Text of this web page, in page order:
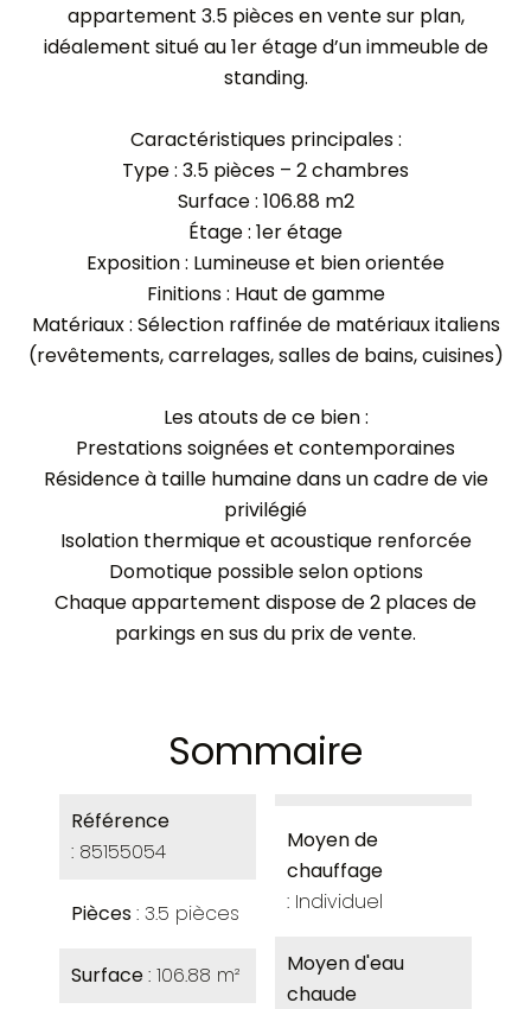
appartement 3.5 pièces en vente sur plan,
idéalement situé au 1er étage d’un immeuble de
standing.
Caractéristiques principales :
Type : 3.5 pièces – 2 chambres
Surface : 106.88 m2
Étage : 1er étage
Exposition : Lumineuse et bien orientée
Finitions : Haut de gamme
Matériaux : Sélection raffinée de matériaux italiens
(revêtements, carrelages, salles de bains, cuisines)
Les atouts de ce bien :
Prestations soignées et contemporaines
Résidence à taille humaine dans un cadre de vie
privilégié
Isolation thermique et acoustique renforcée
Domotique possible selon options
Chaque appartement dispose de 2 places de
parkings en sus du prix de vente.
Sommaire
Référence
85155054
Pièces 3.5 pièces
Surface 106.88 m²
Moyen de
chauffage
Individuel
Moyen d'eau
chaude